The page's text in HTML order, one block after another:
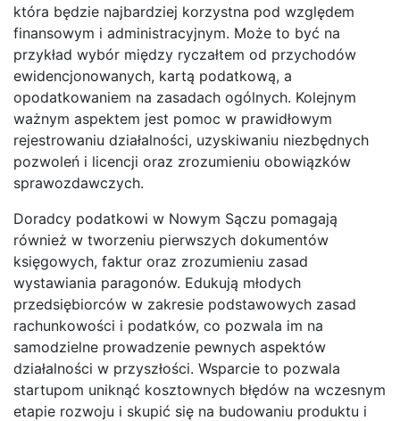
która będzie najbardziej korzystna pod względem
finansowym i administracyjnym. Może to być na
przykład wybór między ryczałtem od przychodów
ewidencjonowanych, kartą podatkową, a
opodatkowaniem na zasadach ogólnych. Kolejnym
ważnym aspektem jest pomoc w prawidłowym
rejestrowaniu działalności, uzyskiwaniu niezbędnych
pozwoleń i licencji oraz zrozumieniu obowiązków
sprawozdawczych.
Doradcy podatkowi w Nowym Sączu pomagają
również w tworzeniu pierwszych dokumentów
księgowych, faktur oraz zrozumieniu zasad
wystawiania paragonów. Edukują młodych
przedsiębiorców w zakresie podstawowych zasad
rachunkowości i podatków, co pozwala im na
samodzielne prowadzenie pewnych aspektów
działalności w przyszłości. Wsparcie to pozwala
startupom uniknąć kosztownych błędów na wczesnym
etapie rozwoju i skupić się na budowaniu produktu i